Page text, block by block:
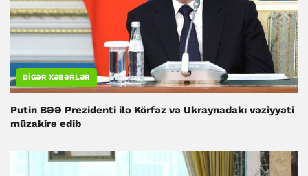
DIGƏR XƏBƏRLƏR
Putin BƏƏ Prezidenti ilə Körfəz və Ukraynadakı vəziyyəti
müzakirə edib